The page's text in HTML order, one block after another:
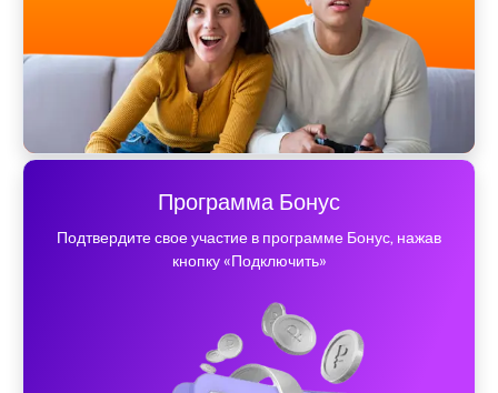
Программа Бонус
Подтвердите свое участие в программе Бонус, нажав
кнопку «Подключить»